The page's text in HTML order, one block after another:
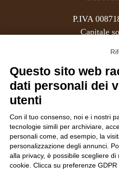
P.IVA
Capitale
Follow
Questo sito web
dati personali dei
utenti
Con il tuo consenso, noi e i nostri
tecnologie simili per archiviare,
personali come, ad esempio, la
personalizzazione degli annunci.
alla privacy, è possibile scegliere
cookie. Clicca su preferenze GDPR